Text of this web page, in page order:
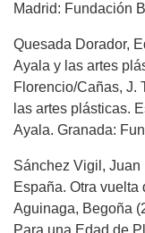
Madrid: Fundación
Quesada Dorador,
Ayala y las artes
Florencio/Cañas, J.
las artes plásticas.
Ayala. Granada:
Sánchez Vigil, Juan
España. Otra vuelta
Aguinaga, Begoña